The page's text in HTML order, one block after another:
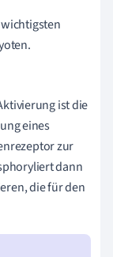
ist die
eines
zur
dann
die für den